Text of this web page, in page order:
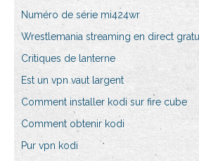
Numéro de série mi424wr
Wrestlemania streaming en direct
Critiques de lanterne
Est un vpn vaut largent
Comment installer kodi sur fire cube
Comment obtenir kodi
Pur vpn kodi